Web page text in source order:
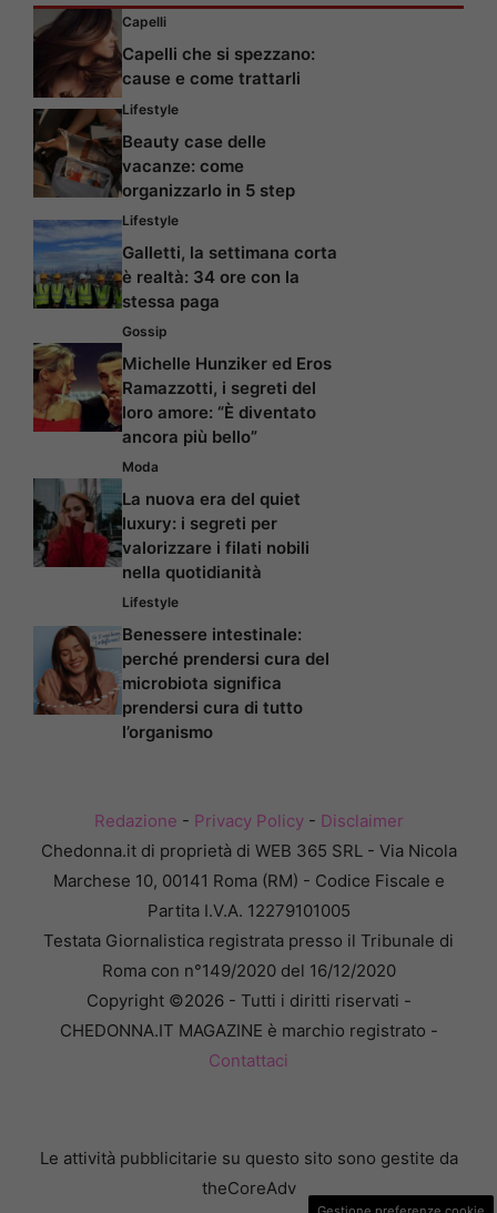
Capelli
Capelli che si spezzano:
cause e come trattarli
Lifestyle
Beauty case delle
vacanze: come
organizzarlo in 5 step
Lifestyle
Galletti, la settimana corta
è realtà: 34 ore con la
stessa paga
Gossip
Michelle Hunziker ed Eros
Ramazzotti, i segreti del
loro amore: “È diventato
ancora più bello”
Moda
La nuova era del quiet
luxury: i segreti per
valorizzare i filati nobili
nella quotidianità
Lifestyle
Benessere intestinale:
perché prendersi cura del
microbiota significa
prendersi cura di tutto
l’organismo
Redazione - Privacy Policy- Disclaimer
Chedonna.it di proprietà di WEB 365 SRL - Via Nicola
Marchese 10, 00141 Roma (RM) - Codice Fiscale e
Partita I.V.A. 12279101005
Testata Giornalistica registrata presso il Tribunale di
Roma con n°149/2020 del 16/12/2020
Copyright ©2026 - Tutti i diritti riservati -
CHEDONNA.IT MAGAZINE è marchio registrato -
Contattaci
Le attività pubblicitarie su questo sito sono gestite da
theCoreAdv